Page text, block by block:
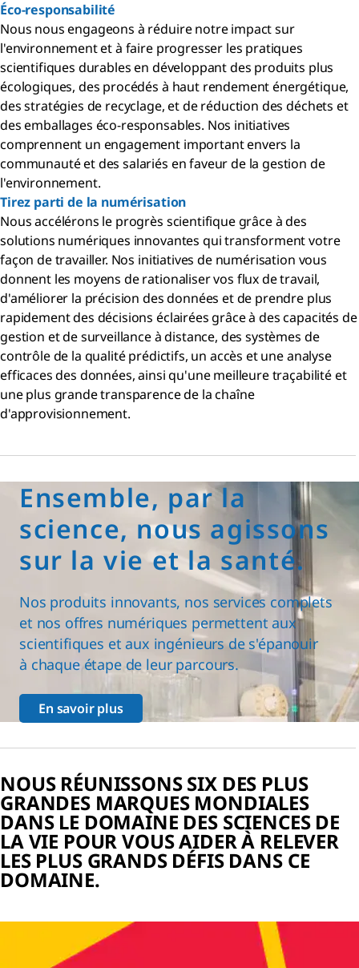
Éco-responsabilité
Nous nous engageons à réduire notre impact sur
l'environnement et à faire progresser les pratiques
scientifiques durables en développant des produits plus
écologiques, des procédés à haut rendement énergétique,
des stratégies de recyclage, et de réduction des déchets et
des emballages éco-responsables. Nos initiatives
comprennent un engagement important envers la
communauté et des salariés en faveur de la gestion de
l'environnement.
Tirez parti de la numérisation
Nous accélérons le progrès scientifique grâce à des
solutions numériques innovantes qui transforment votre
façon de travailler. Nos initiatives de numérisation vous
donnent les moyens de rationaliser vos flux de travail,
d'améliorer la précision des données et de prendre plus
rapidement des décisions éclairées grâce à des capacités de
gestion et de surveillance à distance, des systèmes de
contrôle de la qualité prédictifs, un accès et une analyse
efficaces des données, ainsi qu'une meilleure traçabilité et
une plus grande transparence de la chaîne
d'approvisionnement.
Ensemble, par la
science, nous agissons
sur la vie et la santé.
Nos produits innovants, nos services complets
et nos offres numériques permettent aux
scientifiques et aux ingénieurs de s'épanouir
à chaque étape de leur parcours.
En savoir plus
NOUS RÉUNISSONS SIX DES PLUS
GRANDES MARQUES MONDIALES
DANS LE DOMAINE DES SCIENCES DE
LA VIE POUR VOUS AIDER À RELEVER
LES PLUS GRANDS DÉFIS DANS CE
DOMAINE.